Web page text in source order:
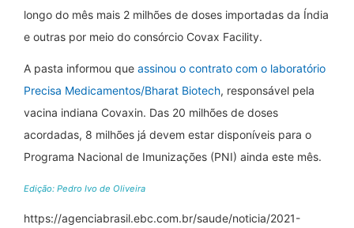
longo do mês mais 2 milhões de doses importadas da Índia
e outras por meio do consórcio Covax Facility.
A pasta informou que assinou o contrato com o laboratório
Precisa Medicamentos/Bharat Biotech, responsável pela
vacina indiana Covaxin. Das 20 milhões de doses
acordadas, 8 milhões já devem estar disponíveis para o
Programa Nacional de Imunizações (PNI) ainda este mês.
Edição: Pedro Ivo de Oliveira
https://agenciabrasil.ebc.com.br/saude/noticia/2021-